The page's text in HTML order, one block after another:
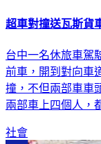
超車對撞送瓦斯
台中一名休旅車駕
前車，開到對向車
撞，不但兩部車車
兩部車上四個人，
社會